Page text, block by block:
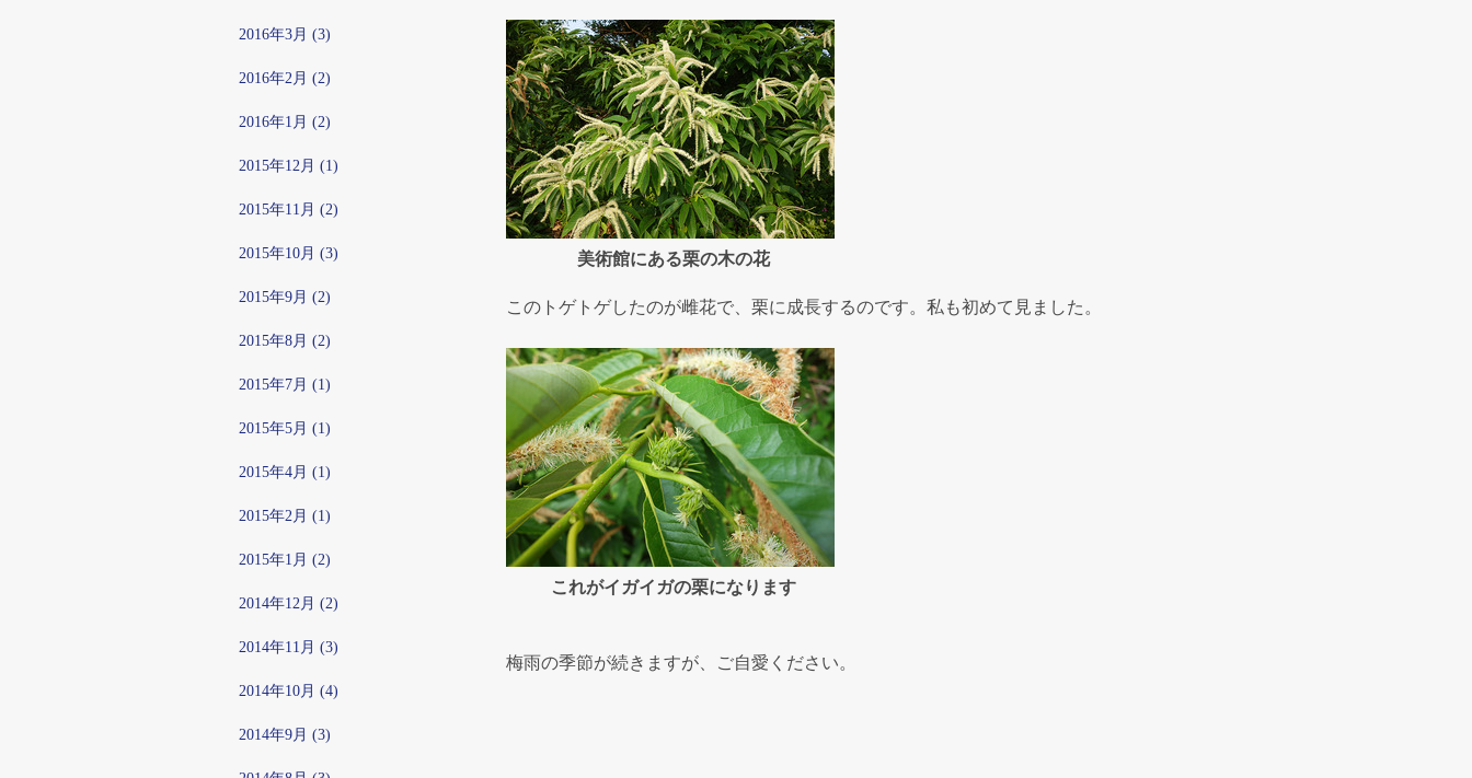
2016年3月 (3)
2016年2月 (2)
2016年1月 (2)
2015年12月 (1)
2015年11月 (2)
2015年10月 (3)
2015年9月 (2)
2015年8月 (2)
2015年7月 (1)
2015年5月 (1)
2015年4月 (1)
2015年2月 (1)
2015年1月 (2)
2014年12月 (2)
2014年11月 (3)
2014年10月 (4)
2014年9月 (3)
美術館にある栗の木の花
このトゲトゲしたのが雌花で、栗に成長するのです。私も初めて見ました。
これがイガイガの栗になります
梅雨の季節が続きますが、ご自愛ください。